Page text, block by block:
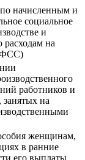
по начисленным и
социальное
и
расходам на
ФСС)
работников и
занятых на
женщинам,
в ранние